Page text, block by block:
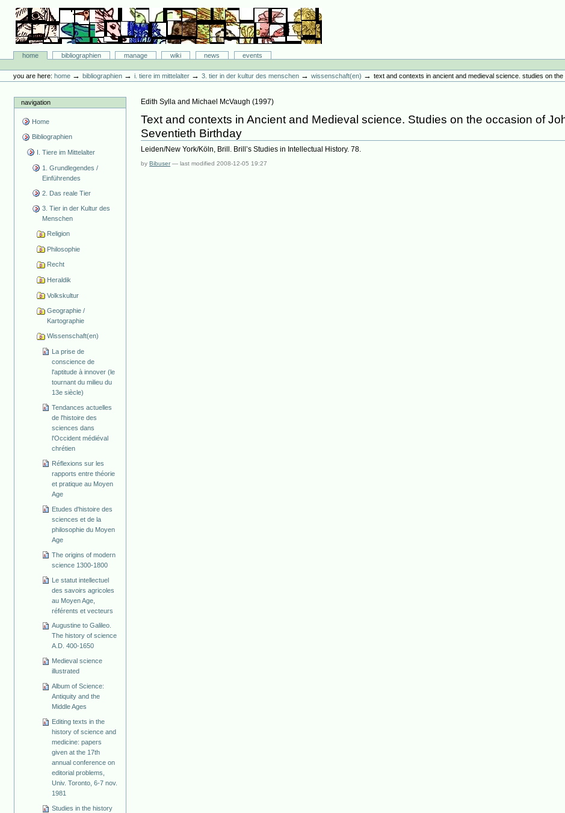
content.
navigation
Bibliographie-Portal
Sectionshome bibliographien manage wiki news
events
tools
you are here: home →bibliographien →i. tiere im mittelalter →3. tier in der kultur des menschen →wissenschaft(en) →text and contexts in ancient and medieval science. studies on
navigation
Home
Bibliographien
I. Tiere im Mittelalter
1. Grundlegendes /
Einführendes
2. Das reale Tier
3. Tier in der Kultur des
Menschen
Religion
Philosophie
Recht
Heraldik
Volkskultur
Geographie /
Kartographie
Wissenschaft(en)
La prise de
conscience de
l'aptitude à innover (le
tournant du milieu du
13e siècle)
Tendances actuelles
de l'histoire des
sciences dans
l'Occident médiéval
chrétien
Réflexions sur les
rapports entre théorie
et pratique au Moyen
Age
Etudes d'histoire des
sciences et de la
philosophie du Moyen
Age
The origins of modern
science 1300-1800
Le statut intellectuel
des savoirs agricoles
au Moyen Age,
référents et vecteurs
Augustine to Galileo.
The history of science
A.D. 400-1650
Medieval science
illustrated
Album of Science:
Antiquity and the
Middle Ages
Editing texts in the
history of science and
medicine: papers
given at the 17th
annual conference on
editorial problems,
Univ. Toronto, 6-7 nov.
1981
Studies in the history
Edith Sylla and Michael McVaugh (1997)
Text and contexts in Ancient and Medieval science. Studies on the occasion of
Seventieth Birthday
Leiden/New York/Köln, Brill. Brill’s Studies in Intellectual History. 78.
byBibuser —last modified2008-12-05 19:27